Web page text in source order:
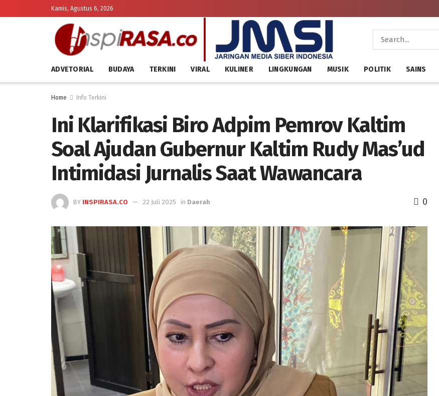
Kamis, Agustus 6, 2026
ADVETORIAL BUDAYA TERKINI VIRAL KULINER LINGKUNGAN MUSIK POLITIK SAINS
Home Info Terkini
Ini Klarifikasi Biro Adpim Pemrov Kaltim
Soal Ajudan Gubernur Kaltim Rudy Mas’ud
Intimidasi Jurnalis Saat Wawancara
BY INSPIRASA.CO 22 Juli 2025 in Daerah 0